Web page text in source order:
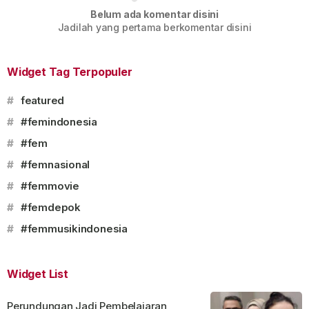
Belum ada komentar disini
Jadilah yang pertama berkomentar disini
Widget Tag Terpopuler
# featured
# #femindonesia
# #fem
# #femnasional
# #femmovie
# #femdepok
# #femmusikindonesia
Widget List
Perundungan Jadi Pembelajaran,